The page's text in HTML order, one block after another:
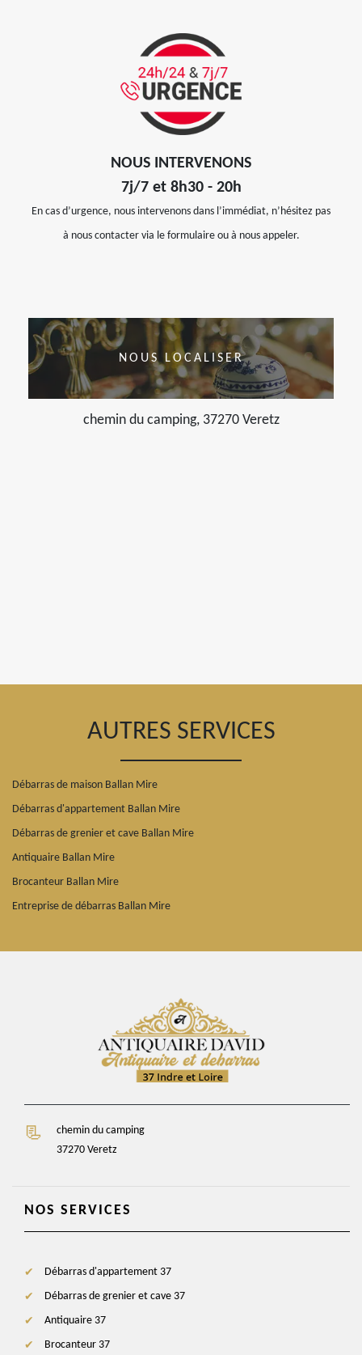
NOUS INTERVENONS
7j/7 et 8h30 - 20h
En cas d’urgence, nous intervenons dans l’immédiat, n’hésitez pas
à nous contacter via le formulaire ou à nous appeler.
NOUS LOCALISER
chemin du camping, 37270 Veretz
AUTRES SERVICES
Débarras de maison Ballan Mire
Débarras d'appartement Ballan Mire
Débarras de grenier et cave Ballan Mire
Antiquaire Ballan Mire
Brocanteur Ballan Mire
Entreprise de débarras Ballan Mire
chemin du camping
37270 Veretz
NOS SERVICES
Débarras d'appartement 37
Débarras de grenier et cave 37
Antiquaire 37
Brocanteur 37